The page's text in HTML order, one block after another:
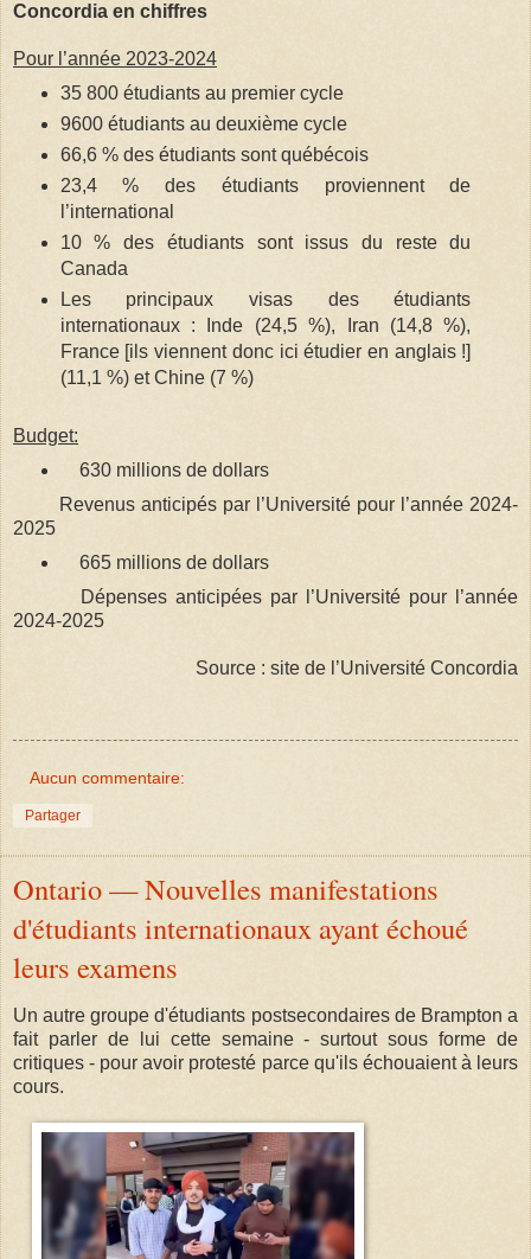
Concordia en chiffres
Pour l’année 2023-2024
35 800 étudiants au premier cycle
9600 étudiants au deuxième cycle
66,6 % des étudiants sont québécois
23,4 % des étudiants proviennent de
l’international
10 % des étudiants sont issus du reste du
Canada
Les principaux visas des étudiants
internationaux : Inde (24,5 %), Iran (14,8 %),
France [ils viennent donc ici étudier en anglais !]
(11,1 %) et Chine (7 %)
Budget:
630 millions de dollars
Revenus anticipés par l’Université pour l’année 2024-
2025
665 millions de dollars
Dépenses anticipées par l’Université pour l’année
2024-2025
Source : site de l’Université Concordia
Aucun commentaire:
Partager
Ontario — Nouvelles manifestations
d'étudiants internationaux ayant échoué
leurs examens
Un autre groupe d'étudiants postsecondaires de Brampton a
fait parler de lui cette semaine - surtout sous forme de
critiques - pour avoir protesté parce qu'ils échouaient à leurs
cours.